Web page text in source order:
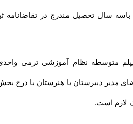
سال تحصیل مندرج در تقاضانامه ثبت
متوسطه نظام آموزشی ترمی واحدی /
دبیرستان یا هنرستان با درج بخش و
است.